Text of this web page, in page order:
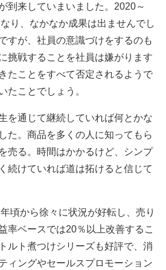
到来していまいました。2020～
り、なかなか成果は出ませんでし
すが、社員の意識づけをするのも
挑戦することを社員は嫌がります
たことをすべて否定されるようで
たことでしょう。
を通じて継続していれば何とかな
た。商品を多くの人に知ってもら
売る。時間はかかるけど、シンプ
続けていれば道は拓けると信じて
頃から徐々に状況が好転し、売り
率ベースでは20％以上改善するこ
ルト煮つけシリーズも好評で、消
ィングやセールスプロモーション